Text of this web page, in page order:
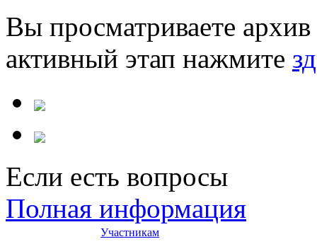
Вы просматриваете
активный этап нажмите
Если есть вопросы
Полная информация
Участникам